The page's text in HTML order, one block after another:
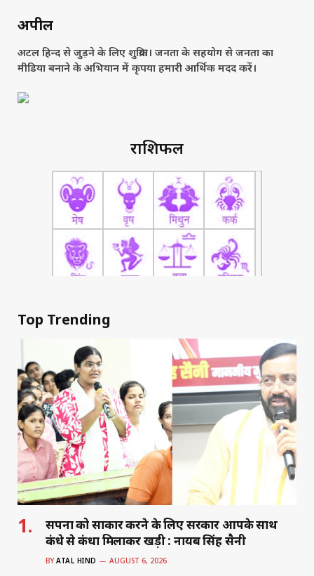
अपील
अटल हिन्द से जुड़ने के लिए शुक्रिया। जनता के सहयोग से जनता का
मीडिया बनाने के अभियान में कृपया हमारी आर्थिक मदद करें।
राशिफल
Top Trending
सपनों को साकार करने के लिए सरकार आपके साथ
कंधे से कंधा मिलाकर खड़ी : नायब सिंह सैनी
BY ATAL HIND AUGUST 6, 2026